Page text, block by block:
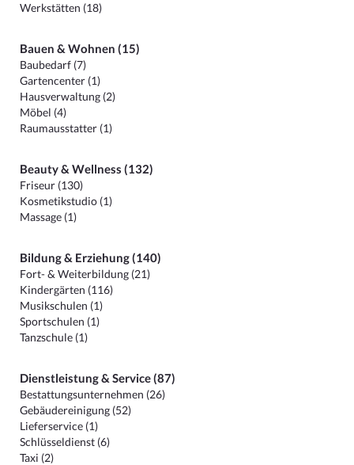
Werkstätten (18)
Bauen & Wohnen (15)
Baubedarf (7)
Gartencenter (1)
Hausverwaltung (2)
Möbel (4)
Raumausstatter (1)
Beauty & Wellness (132)
Friseur (130)
Kosmetikstudio (1)
Massage (1)
Bildung & Erziehung (140)
Fort- & Weiterbildung (21)
Kindergärten (116)
Musikschulen (1)
Sportschulen (1)
Tanzschule (1)
Dienstleistung & Service (87)
Bestattungsunternehmen (26)
Gebäudereinigung (52)
Lieferservice (1)
Schlüsseldienst (6)
Taxi (2)